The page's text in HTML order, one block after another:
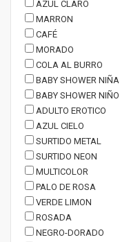
AZUL CLARO
MARRON
CAFÉ
MORADO
COLA AL BURRO
BABY SHOWER NIÑA
BABY SHOWER NIÑO
ADULTO EROTICO
AZUL CIELO
SURTIDO METAL
SURTIDO NEON
MULTICOLOR
PALO DE ROSA
VERDE LIMON
ROSADA
NEGRO-DORADO